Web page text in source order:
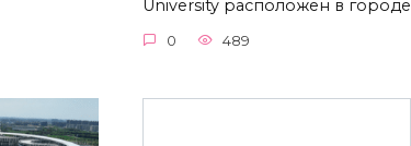
University расположен в городе
0 489